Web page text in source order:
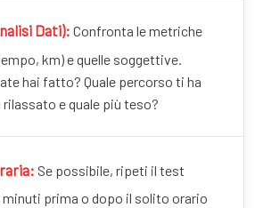
Dati): Confronta le metriche
km) e quelle soggettive.
hai fatto? Quale percorso ti ha
e quale più teso?
Se possibile, ripeti il test
minuti prima o dopo il solito orario